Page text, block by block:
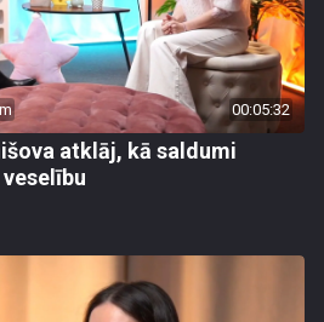
00:05:32
atklāj, kā saldumi